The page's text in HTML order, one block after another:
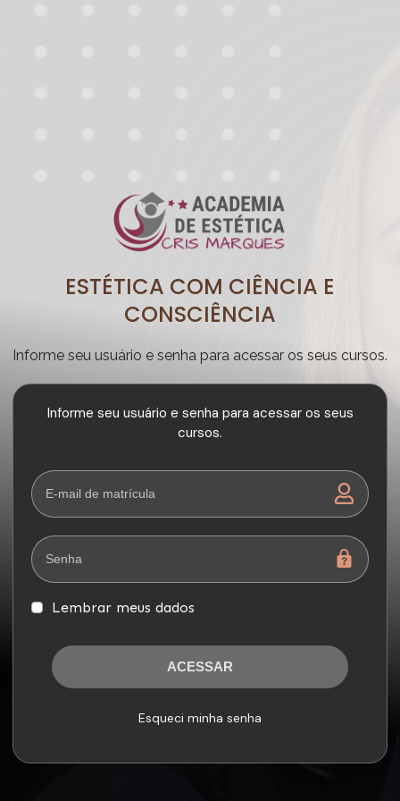
ESTÉTICA COM CIÊNCIA E
CONSCIÊNCIA
Informe seu usuário e senha para acessar os seus cursos.
Informe seu usuário e senha para acessar os seus
cursos.
Lembrar meus dados
ACESSAR
Esqueci minha senha